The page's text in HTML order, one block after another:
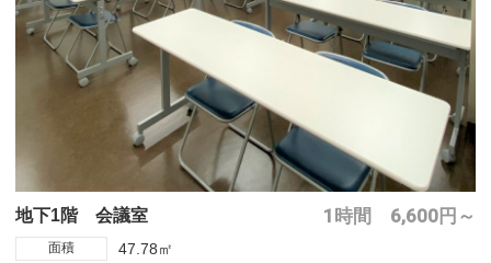
地下1階 会議室 1時間 6,600円～
面積 47.78㎡